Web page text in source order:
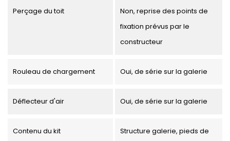
Perçage du toit
Non, reprise des points de
fixation prévus par le
constructeur
Rouleau de chargement Oui, de série sur la galerie
Déflecteur d'air Oui, de série sur la galerie
Contenu du kit
Structure galerie, pieds de